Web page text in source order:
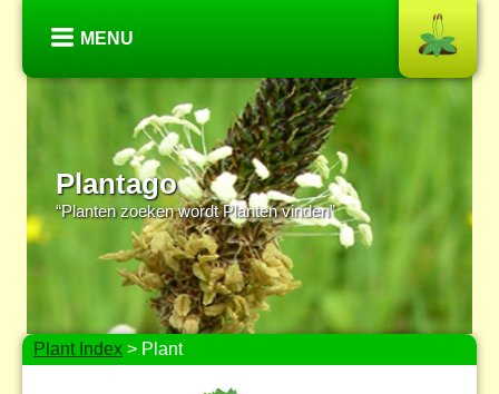
MENU
Plantago
“Planten zoeken wordt Planten vinden”
Plant Index > Plant